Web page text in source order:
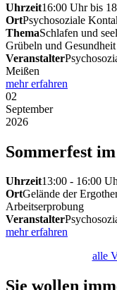
Uhrzeit16:00 Uhr bis
OrtPsychosoziale
ThemaSchlafen und
Grübeln und Gesundheit
Veranstalter
Meißen
mehr erfahren
02
September
2026
Sommerfest
Uhrzeit13:00 - 16:00
OrtGelände der
Arbeitserprobung
Veranstalter
mehr erfahren
alle
Sie wollen